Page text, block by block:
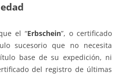
el “Erbschein”, o certificado
sucesorio que no necesita
base de su expedición, ni
del registro de últimas